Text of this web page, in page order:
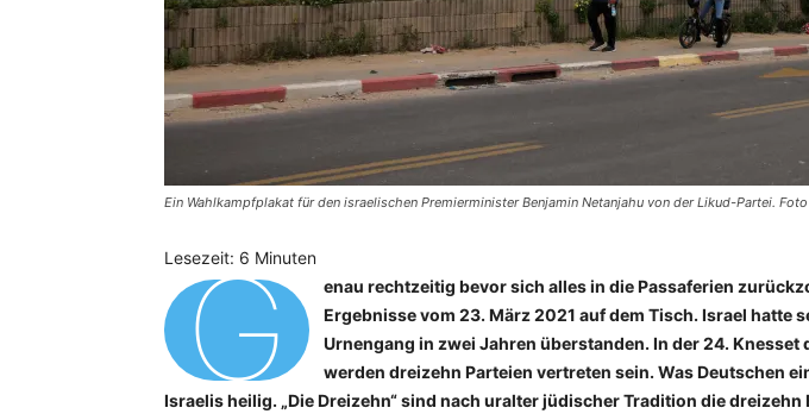
Ein Wahlkampfplakat für den israelischen Premierminister Benjamin Netanjahu von der Likud-Partei. Foto
Lesezeit: 6 Minuten
G
enau rechtzeitig bevor sich alles in die Passaferien
Ergebnisse vom 23. März 2021 auf dem Tisch. Israel hatte
Urnengang in zwei Jahren überstanden. In der 24. Knesset
werden dreizehn Parteien vertreten sein. Was Deutschen
Israelis heilig. „Die Dreizehn“ sind nach uralter jüdischer Tradition die dreizehn